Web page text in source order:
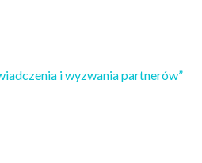
i wyzwania partnerów”